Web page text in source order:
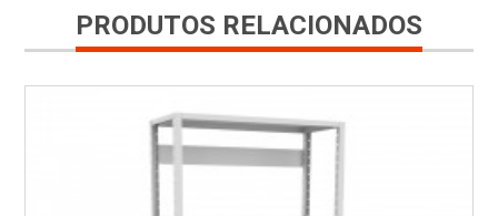
PRODUTOS RELACIONADOS